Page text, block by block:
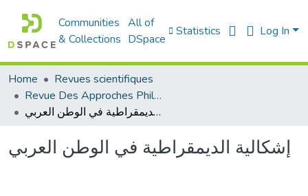
Communities
& Collections
All of
DSpace
Statistics Log In
Home
Revues scientifiques
Revue Des Approches Philosophiques
إشكالية الديمقراطية في الوطن العربي
إشكالية الديمقراطية في الوطن العربي